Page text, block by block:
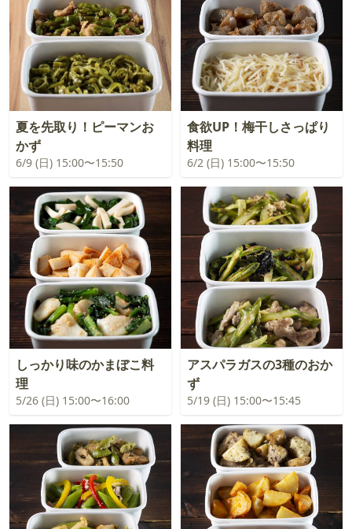
夏を先取り！ピーマンお
かず
6/9 (日) 15:00〜15:50
食欲UP！梅干しさっぱり
料理
6/2 (日) 15:00〜15:50
しっかり味のかまぼこ料
理
5/26 (日) 15:00〜16:00
アスパラガスの3種のおか
ず
5/19 (日) 15:00〜15:45